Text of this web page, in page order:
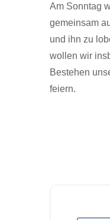
Am Sonntag
gemeinsam
und ihn zu
wollen wir
Bestehen
feiern.